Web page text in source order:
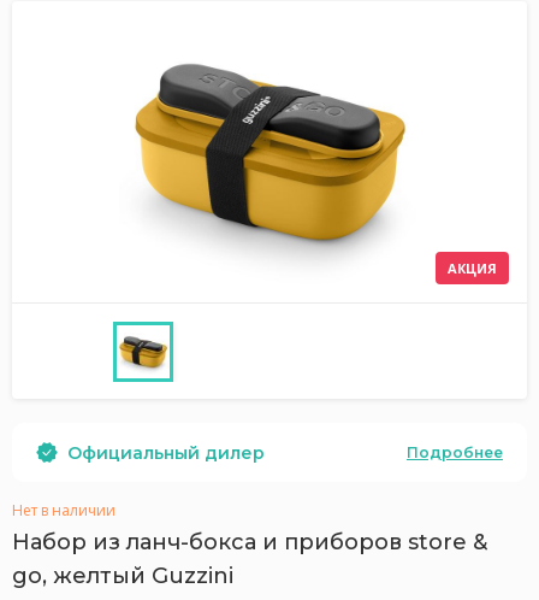
АКЦИЯ
Официальный дилер Подробнее
Нет в наличии
Набор из ланч-бокса и приборов store &
go, желтый Guzzini